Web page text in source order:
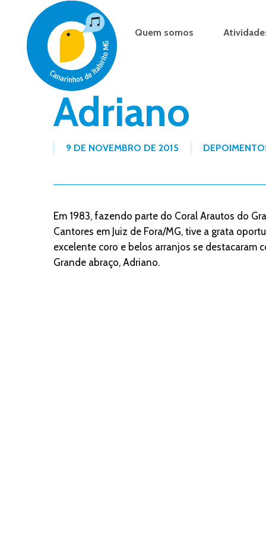
content
Quem somos
Adriano
9 DE NOVEMBRO DE 2015
Em 1983, fazendo parte do Coral Arautos do
Cantores em Juiz de Fora/MG, tive a grata
excelente coro e belos arranjos se destacaram
Grande abraço, Adriano.